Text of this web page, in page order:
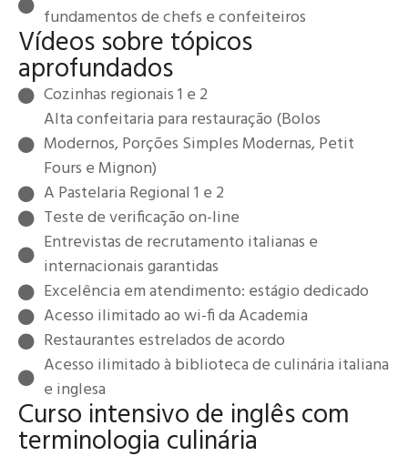
fundamentos de chefs e confeiteiros
Vídeos sobre tópicos
aprofundados
Cozinhas regionais 1 e 2
Alta confeitaria para restauração (Bolos
Modernos, Porções Simples Modernas, Petit
Fours e Mignon)
A Pastelaria Regional 1 e 2
Teste de verificação on-line
Entrevistas de recrutamento italianas e
internacionais garantidas
Excelência em atendimento: estágio dedicado
Acesso ilimitado ao wi-fi da Academia
Restaurantes estrelados de acordo
Acesso ilimitado à biblioteca de culinária italiana
e inglesa
Curso intensivo de inglês com
terminologia culinária